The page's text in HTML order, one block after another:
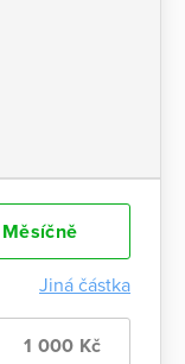
Měsíčně
Jiná částka
1 000 Kč